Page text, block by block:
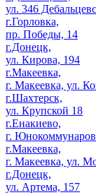
ул. 346
г.Горловка,
пр. Победы, 14
г.Донецк,
ул. Кирова, 194
г.Макеевка,
г. Макеевка, ул.
г.Шахтерск,
ул. Крупской 18
г.Енакиево,
г.
г.Макеевка,
г. Макеевка, ул.
г.Донецк,
ул. Артема, 157